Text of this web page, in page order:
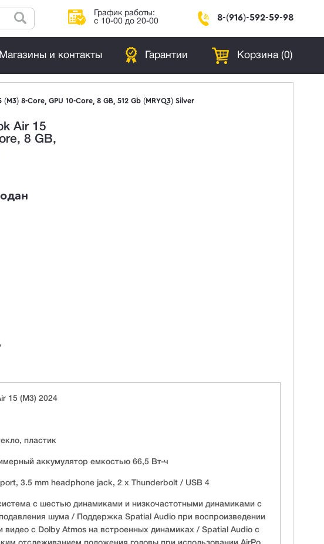
График работы:
с 10-00 до 20-00
8-(916)-592-59-98
Магазины и контакты Гарантии Корзина (0)
8-Core, GPU 10-Core, 8 GB, 512 Gb (MRYQ3) Silver
Air 15
8 GB,
15 (M3) 2024
пластик
аккумулятор емкостью 66,5 Вт-ч
port, 3.5 mm headphone jack, 2 х Thunderbolt / USB 4
с шестью динамиками и низкочастотными динамиками с
шума / Поддержка Spatial Audio при воспроизведении
видео с Dolby Atmos на встроенных динамиках / Spatial Audio с